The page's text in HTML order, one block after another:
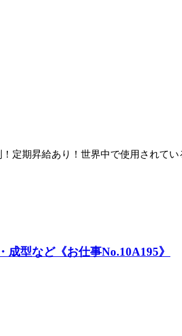
定期昇給あり！世界中で使用されて
型など《お仕事No.10A195》